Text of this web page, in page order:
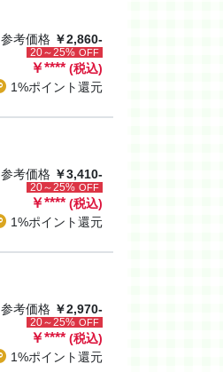
参考価格 ￥2,860-
20～25% OFF
￥**** (税込)
1%ポイント還元
参考価格 ￥3,410-
20～25% OFF
￥**** (税込)
1%ポイント還元
参考価格 ￥2,970-
20～25% OFF
￥**** (税込)
1%ポイント還元